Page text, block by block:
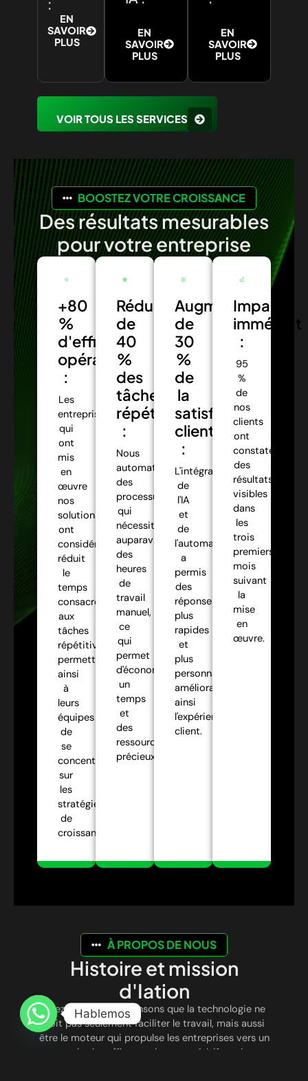
:
EN
SAVOIR
PLUS
EN
SAVOIR
PLUS
EN
SAVOIR
PLUS
VOIR TOUS LES SERVICES
BOOSTEZ VOTRE CROISSANCE
Des résultats mesurables
pour votre entreprise
+80
%
d'efficacité
opérationnelle
:
Les
entreprises
qui
ont
mis
en
œuvre
nos
solutions
ont
considérablement
réduit
le
temps
consacré
aux
tâches
répétitives,
permettant
ainsi
à
leurs
équipes
de
se
concentrer
sur
les
stratégies
de
croissance.
Réduction
de
40
%
des
tâches
répétitives
:
Nous
automatisons
des
processus
qui
nécessitaient
auparavant
des
heures
de
travail
manuel,
ce
qui
permet
d'économiser
un
temps
et
des
ressources
précieux.
Augmentation
de
30
%
de
la
satisfaction
client
:
L'intégration
de
l'IA
et
de
l'automatisation
a
permis
des
réponses
plus
rapides
et
plus
personnalisées,
améliorant
ainsi
l'expérience
client.
Impact
immédiat
:
95
%
de
nos
clients
ont
constaté
des
résultats
visibles
dans
les
trois
premiers
mois
suivant
la
mise
en
œuvre.
À PROPOS DE NOUS
Histoire et mission
d'Iation
Chez Iation, nous pensons que la technologie ne
doit pas seulement faciliter le travail, mais aussi
être le moteur qui propulse les entreprises vers un
avenir plus efficace, plus compétitif et plus
Hablemos